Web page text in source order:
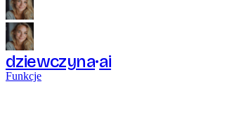
dziewczyna ai
Funkcje